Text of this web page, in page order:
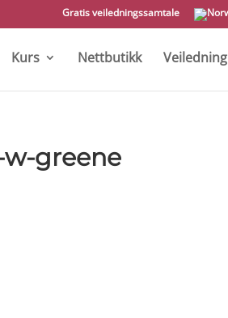
Gratis veiledningssamtale
Kurs Nettbutikk Veiledning
greene